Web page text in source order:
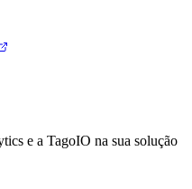
e a TagoIO na sua solução